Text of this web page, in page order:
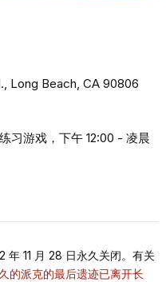
Long Beach, CA 90806
习游戏，下午 12:00 - 凌晨
11 月 28 日永久关闭。有关
的派克的最后遗迹已离开长